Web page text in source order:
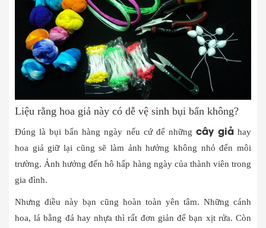
Liệu rằng hoa giả này có dễ vệ sinh bụi bẩn không?
Đúng là bụi bẩn hàng ngày nếu cứ để những cây giảhay
hoa giả giữ lại cũng sẽ làm ảnh hưởng không nhỏ đến môi
trường. Ảnh hưởng đến hô hấp hàng ngày của thành viên trong
gia đình.
Nhưng điều này bạn cũng hoàn toàn yên tâm. Những cánh
hoa, lá bằng đá hay nhựa thì rất đơn giản để bạn xịt rửa. Còn